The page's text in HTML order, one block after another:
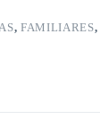
,FAMILIARES,